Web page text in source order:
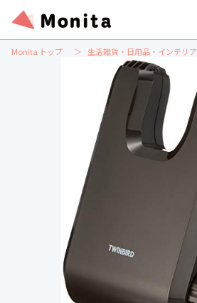
Monita トップ 生活雑貨・日用品・インテリア